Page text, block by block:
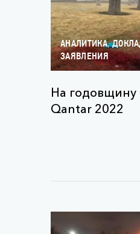
АНАЛИТИКА,
ЗАЯВЛЕНИЯ
На годовщину
Qantar 2022